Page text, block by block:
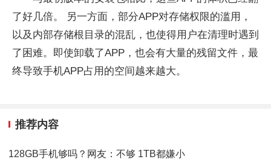
了好几倍。 另一方面，部分APP对存储权限的滥用，
以及内部存储根目录的混乱，也使得用户在清理时遇到
了困难。即使卸载了APP，也会有大量的残留文件，最
终导致手机APP占用的空间越来越大。
推荐内容
128GB手机够吗？网友：不够 1TB都嫌小